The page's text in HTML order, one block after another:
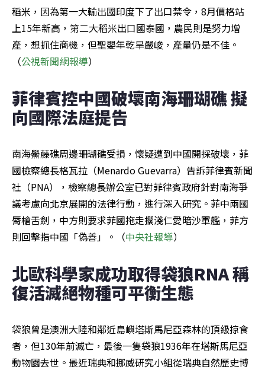
稻米，因為第一大輸出國印度下了出口禁令，8月價格站
上15年新高，第二大稻米出口國泰國，農民則是努力增
產，想抓住商機，但聖嬰年乾旱嚴峻，產量仍是不佳。
（公視新聞網報導）
菲律賓控中國破壞南海珊瑚礁 擬
向國際法庭提告
南海鱟藤礁周邊珊瑚礁受損，懷疑遭到中國開採破壞，菲
國檢察總長格瓦拉（Menardo Guevarra）告訴菲律賓新聞
社（PNA），檢察總長辦公室已對菲律賓政府針對南海爭
議考慮向北京展開的法律行動，進行深入研究。菲中兩國
脣槍舌劍，中方則要求菲國拖走擱淺仁愛暗沙軍艦，菲方
則回擊指中國「偽善」。（中央社報導）
北歐科學家成功取得袋狼RNA 稱
復活滅絕物種可平衡生態
袋狼曾是澳洲大陸和鄰近島嶼塔斯馬尼亞森林的頂級掠食
者，但130年前滅亡，最後一隻袋狼1936年在塔斯馬尼亞
動物園去世。最近瑞典和挪威研究小組從瑞典自然歷史博